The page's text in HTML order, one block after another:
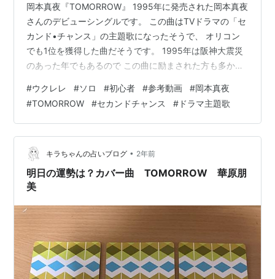
岡本真夜『TOMORROW』 1995年に発売された岡本真夜
さんのデビューシングルです。 この曲はTVドラマの「セ
カンド•チャンス」の主題歌になったそうで、 オリコン
でも1位を獲得した曲だそうです。 1995年は阪神大震災
のあった年でもあるので この曲に励まされた方も多かっ
曲ですね♪ テンポもあるので少し難易度上がりますが、
楽譜はこの演奏よりももう少し簡単にアレンジしてます
^_^
#ウクレレ #ソロ #初心者 #参考動画 #岡本真夜
#TOMORROW #セカンドチャンス # ドラマ主題歌
キラちゃんの占いブログ • 2年前
明日の運勢は？カバー曲 TOMORROW 華原朋
美